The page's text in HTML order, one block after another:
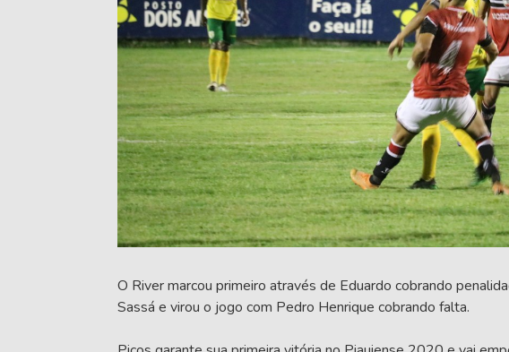
O River marcou primeiro através de Eduardo cobrando
Sassá e virou o jogo com Pedro Henrique cobrando falta.